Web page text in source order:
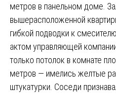
метров в панельном доме.
вышерасположенной
гибкой подводки к
актом управляющей
только потолок в комнате
метров — имелись желтые
штукатурки. Соседи